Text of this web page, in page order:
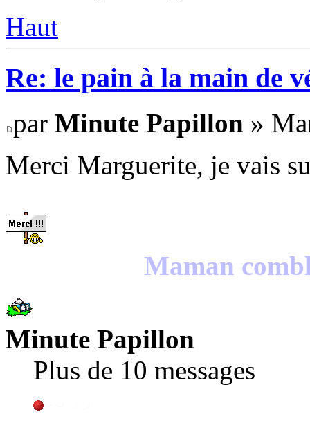
Haut
Re: le pain à la main de
par Minute Papillon »
Merci Marguerite, je vais
Maman
Minute Papillon
Plus de 10 messages